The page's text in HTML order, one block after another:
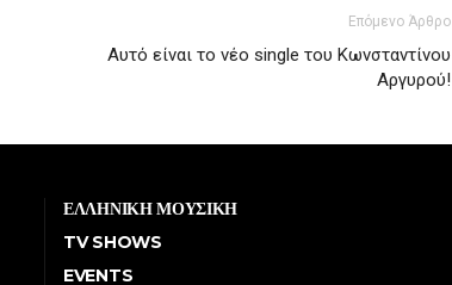
Επόμενο Άρθρο
Αυτό είναι το νέο single του Κωνσταντίνου
Αργυρού!
ΕΛΛΗΝΙΚΗ ΜΟΥΣΙΚΗ
TV SHOWS
EVENTS